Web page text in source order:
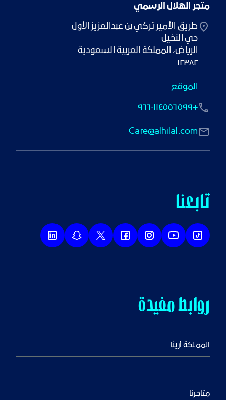
متجر الهلال الرسمي
حي النخيل
١٢٣٨٢
الموقع
Care@alhilal.com
+٩٦٦٠١١٤٥٥٦٥٩٩
روابط مفيدة
المملكة أرينا
متاجرنا
تابعنا